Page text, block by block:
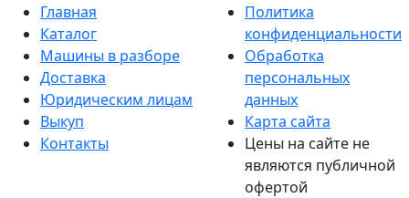
Главная
Каталог
Машины в разборе
Доставка
Юридическим лицам
Выкуп
Контакты
Политика
конфиденциальности
Обработка
персональных
данных
Карта сайта
Цены на сайте не
являются публичной
офертой